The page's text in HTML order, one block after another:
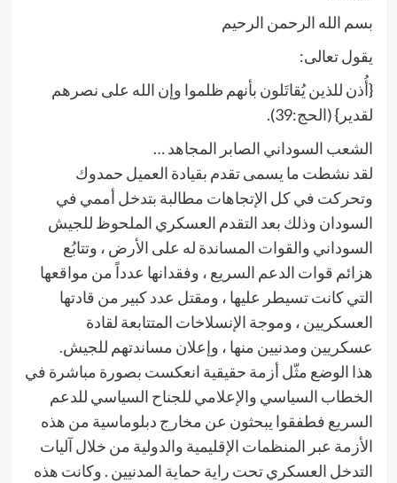
بسم الله الرحمن الرحيم
يقول تعالى:
{أُذن للذين يُقاتَلون بأنهم ظلموا وإن الله على نصرهم
لقدير} (الحج:39).
الشعب السوداني الصابر المجاهد …
لقد نشطت ما يسمى تقدم بقيادة العميل حمدوك
وتحركت في كل الإتجاهات مطالبة بتدخل أممي في
السودان وذلك بعد التقدم العسكري الملحوظ للجيش
السوداني والقوات المساندة له على الأرض ، وتتابُع
هزائم قوات الدعم السريع ، وفقدانها عدداً من مواقعها
التي كانت تسيطر عليها ، ومقتل عدد كبير من قادتها
العسكريين ، وموجة الإنسلاخات المتتابعة لقادة
عسكريين ومدنيين منها ، وإعلان مساندتهم للجيش.
هذا الوضع مثّل أزمة حقيقية انعكست بصورة مباشرة في
الخطاب السياسي والإعلامي للجناح السياسي للدعم
السريع فطفقوا يبحثون عن مخارج دبلوماسية من هذه
الأزمة عبر المنظمات الإقليمية والدولية من خلال آليات
التدخل العسكري تحت راية حماية المدنيين . وكانت هذه